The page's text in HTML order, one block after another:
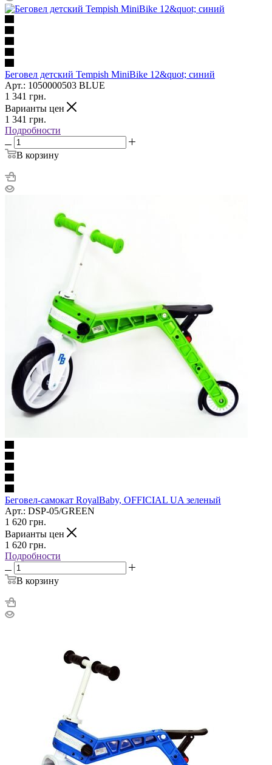
Беговел детский Tempish MiniBike 12&quot; синий
Арт.: 1050000503 BLUE
1 341 грн.
Варианты цен
1 341 грн.
Подробности
В корзину
Беговел-самокат RoyalBaby, OFFICIAL UA зеленый
Арт.: DSP-05/GREEN
1 620 грн.
Варианты цен
1 620 грн.
Подробности
В корзину